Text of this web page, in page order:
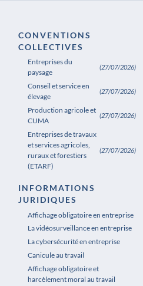
CONVENTIONS
COLLECTIVES
Entreprises du
paysage
(27/07/2026)
Conseil et service en
élevage
(27/07/2026)
Production agricole et
CUMA
(27/07/2026)
Entreprises de travaux
et services agricoles,
ruraux et forestiers
(ETARF)
(27/07/2026)
Affichages obligatoires Pharmacie
INFORMATIONS
JURIDIQUES
Affichage obligatoire en entreprise
La vidéosurveillance en entreprise
La cybersécurité en entreprise
Canicule au travail
Affichage obligatoire et
harcèlement moral au travail